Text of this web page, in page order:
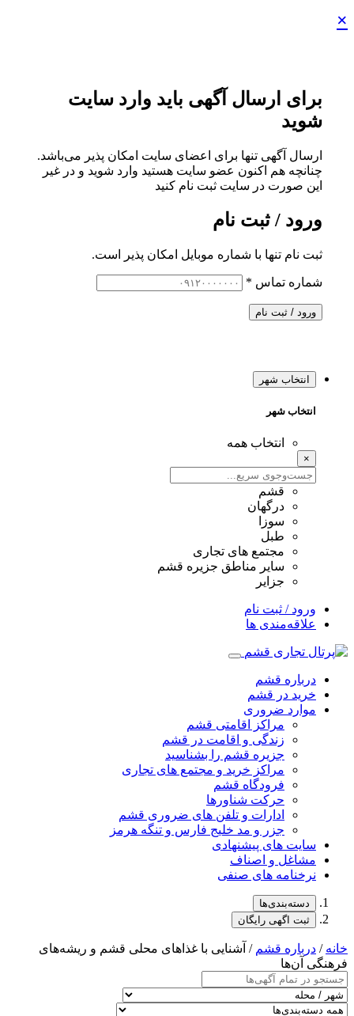
×
برای ارسال آگهی باید وارد سایت
شوید
ارسال آگهی تنها برای اعضای سایت امکان پذیر می‌باشد.
چنانچه هم‌ اکنون عضو سایت هستید وارد شوید و در غیر
این صورت در سایت ثبت نام کنید
ورود / ثبت نام
ثبت نام تنها با شماره موبایل امکان پذیر است.
شماره تماس *
ورود / ثبت نام
انتخاب شهر
انتخاب شهر
انتخاب همه
×
قشم
درگهان
سوزا
طبل
مجتمع های تجاری
سایر مناطق جزیره قشم
جزایر
ورود / ثبت نام
علاقه‌مندی ها
درباره قشم
خرید در قشم
موارد ضروری
مراکز اقامتی قشم
زندگی و اقامت در قشم
جزیره قشم را بشناسید
مراکز خرید و مجتمع های تجاری
فرودگاه قشم
حرکت شناورها
ادارات و تلفن های ضروری قشم
جزر و مد خلیج فارس و تنگه هرمز
سایت های پیشنهادی
مشاغل و اصناف
نرخنامه های صنفی
دسته‌بندی‌ها
ثبت اگهی رایگان
خانه / درباره قشم / آشنایی با غذاهای محلی قشم و ریشه‌های
فرهنگی آن‌ها